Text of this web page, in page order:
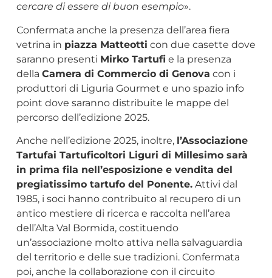
cercare di essere di buon esempio».
Confermata anche la presenza dell’area fiera
vetrina in piazza Matteotti con due casette dove
saranno presenti Mirko Tartufie la presenza
della Camera di Commercio di Genova con i
produttori di Liguria Gourmet e uno spazio info
point dove saranno distribuite le mappe del
percorso dell’edizione 2025.
Anche nell’edizione 2025, inoltre, l’Associazione
Tartufai Tartuficoltori Liguri di Millesimo sarà
in prima fila nell’esposizione e vendita del
pregiatissimo tartufo del Ponente.Attivi dal
1985, i soci hanno contribuito al recupero di un
antico mestiere di ricerca e raccolta nell’area
dell’Alta Val Bormida, costituendo
un’associazione molto attiva nella salvaguardia
del territorio e delle sue tradizioni. Confermata
poi, anche la collaborazione con il circuito